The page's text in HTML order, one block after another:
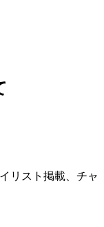
リスト掲載、チャ